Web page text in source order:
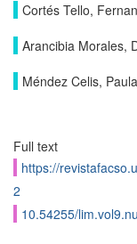
Cortés Tello,
Arancibia Morales,
Méndez Celis, Paula
Full text
https://
2
10.54255/